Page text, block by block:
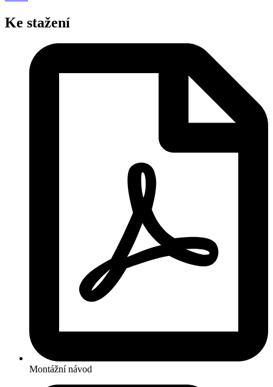
Ke stažení
Montážní návod